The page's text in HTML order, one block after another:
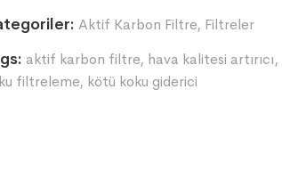
Aktif Karbon Filtre, Filtreler
aktif karbon filtre, hava kalitesi artırıcı,
filtreleme, kötü koku giderici